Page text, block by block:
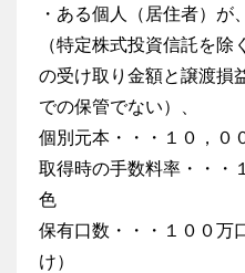
・ある個人（居住者）が
（特定株式投資信託を
の受け取り金額と譲渡損
での保管でない）、
個別元本・・・１０，０
取得時の手数料率・・・
色
保有口数・・・１００万
け）